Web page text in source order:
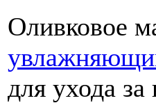
Оливковое
для ухода